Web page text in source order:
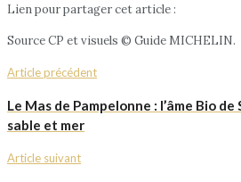
Lien pour partager cet article :
Source CP et visuels © Guide MICHELIN.
Article précédent
Le Mas de Pampelonne : l’âme Bio
sable et mer
Article suivant